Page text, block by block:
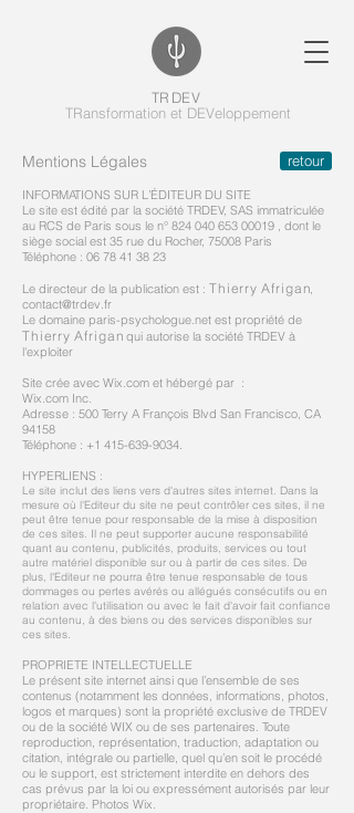
TRansformation et DEVeloppement
TlR DjEiV
Mentions Légales
INFORMATIONS SUR L’ÉDITEUR DU SITE
Le site est édité par la société TRDEV, SAS immatriculée
au RCS de Paris sous le n° 824 040 653 00019 , dont le
siège social est 35 rue du Rocher, 75008 Paris
Téléphone : 06 78 41 38 23
Le directeur de la publication est : Th iej ri riy Aifi rl iga n,
contact@trdev.fr
Le domaine paris-psychologue.net est propriété de
Th iej ri riy Aifi rl iga nqui autorise la société TRDEV à
l'exploiter
Site crée avec Wix.com et hébergé par :
Wix.com Inc.
Adresse : 500 Terry A François Blvd San Francisco, CA
94158
Téléphone : +1 415-639-9034.
HYPERLIENS :
Le site inclut des liens vers d'autres sites internet. Dans la
mesure où l'Editeur du site ne peut contrôler ces sites, il ne
peut être tenue pour responsable de la mise à disposition
de ces sites. Il ne peut supporter aucune responsabilité
quant au contenu, publicités, produits, services ou tout
autre matériel disponible sur ou à partir de ces sites. De
plus, l'Editeur ne pourra être tenue responsable de tous
dommages ou pertes avérés ou allégués consécutifs ou en
relation avec l'utilisation ou avec le fait d'avoir fait confiance
au contenu, à des biens ou des services disponibles sur
ces sites.
PROPRIETE INTELLECTUELLE
Le présent site internet ainsi que l’ensemble de ses
contenus (notamment les données, informations, photos,
logos et marques) sont la propriété exclusive de TRDEV
ou de la société WIX ou de ses partenaires. Toute
reproduction, représentation, traduction, adaptation ou
citation, intégrale ou partielle, quel qu’en soit le procédé
ou le support, est strictement interdite en dehors des
cas prévus par la loi ou expressément autorisés par leur
propriétaire. Photos Wix.
retour